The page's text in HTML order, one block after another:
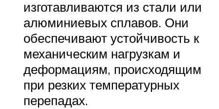
изготавливаются из стали или
алюминиевых сплавов. Они
обеспечивают устойчивость к
механическим нагрузкам и
деформациям, происходящим
при резких температурных
перепадах.